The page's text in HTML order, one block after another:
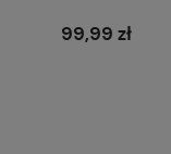
99,99 zł